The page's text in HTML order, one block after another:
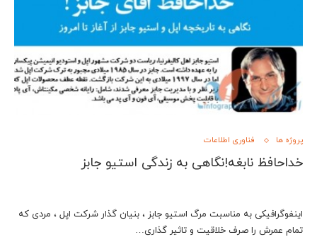
پروژه ها فناوری اطلاعات
خداحافظ نابغه!نگاهی به زندگی استیو جابز
اینفوگرافیکی به مناسبت مرگ استیو جابز ، بنیان گذار شرکت اپل ، مردی که
تمام عمرش را صرف خلاقیت و تاثیر گذاری…